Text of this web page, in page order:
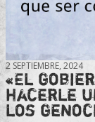
2 SEPTIEMBRE, 2024
«El
hacerle
los